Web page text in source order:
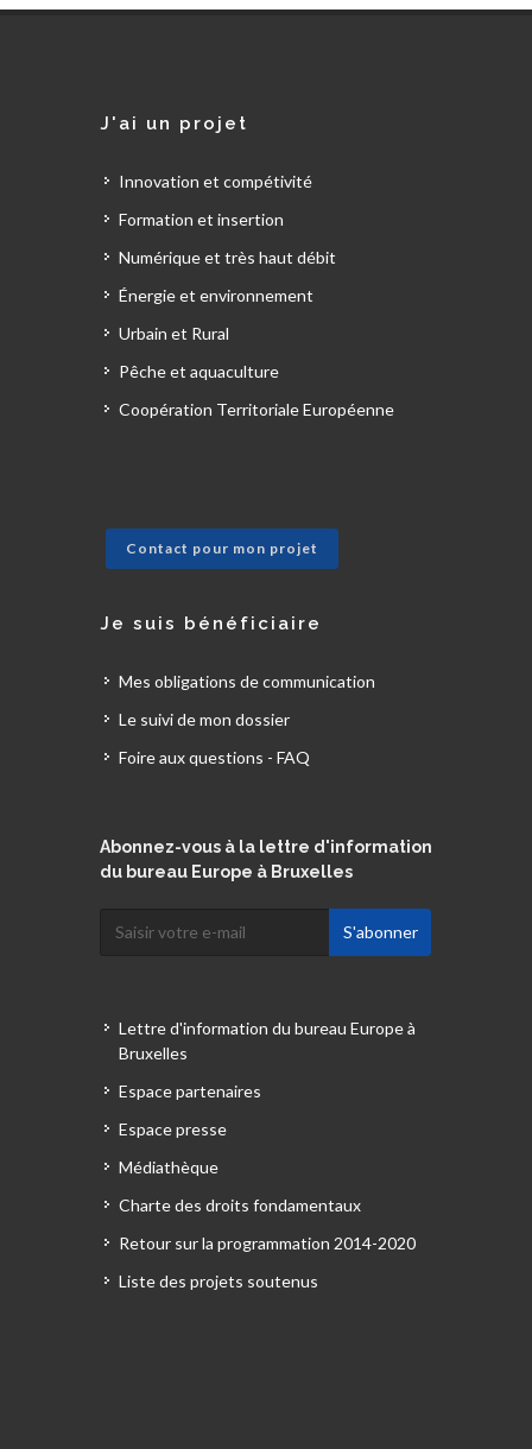
J'ai un projet
Innovation et compétivité
Formation et insertion
Numérique et très haut débit
Énergie et environnement
Urbain et Rural
Pêche et aquaculture
Coopération Territoriale Européenne
Contact pour mon projet
Je suis bénéficiaire
Mes obligations de communication
Le suivi de mon dossier
Foire aux questions - FAQ
Abonnez-vous à la lettre d'information
du bureau Europe à Bruxelles
Lettre d'information du bureau Europe à
Bruxelles
Espace partenaires
Espace presse
Médiathèque
Charte des droits fondamentaux
Retour sur la programmation 2014-2020
Liste des projets soutenus